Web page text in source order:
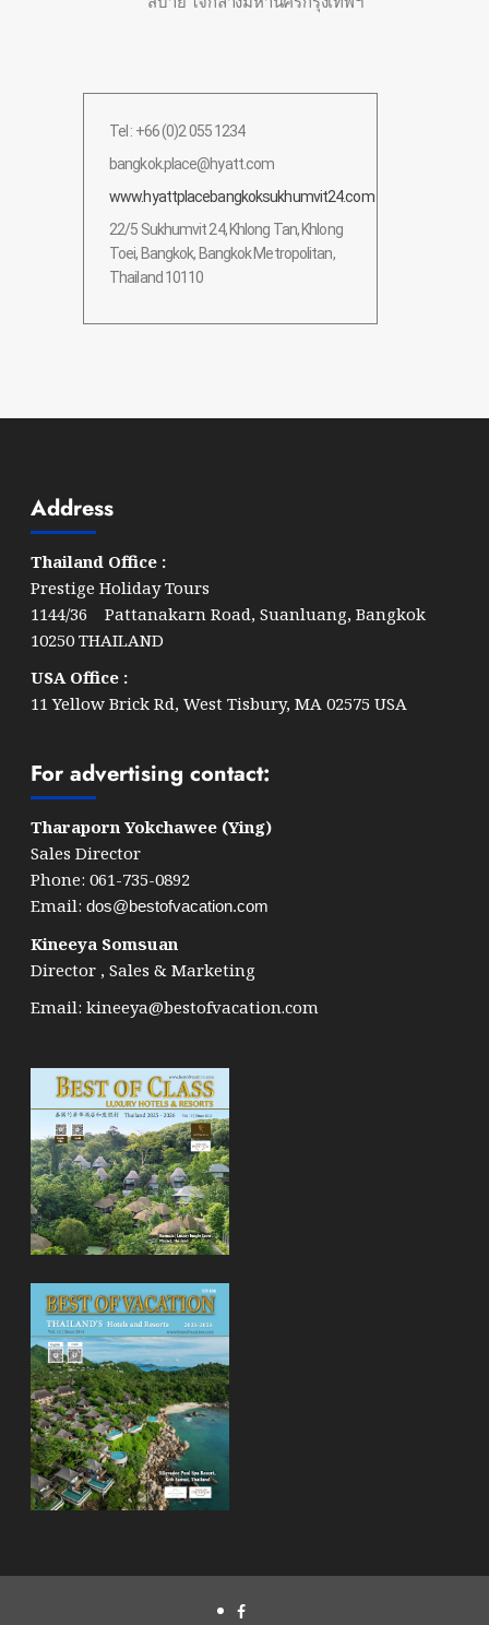
Tel : +66 (0)2 055 1234
bangkok.place@hyatt.com
www.hyattplacebangkoksukhumvit24.com
22/5 Sukhumvit 24, Khlong Tan, Khlong
Toei, Bangkok, Bangkok Metropolitan,
Thailand 10110
Address
Thailand Office :
Prestige Holiday Tours
1144/36 Pattanakarn Road, Suanluang, Bangkok
10250 THAILAND
USA Office :
11 Yellow Brick Rd, West Tisbury, MA 02575 USA
For advertising contact:
Tharaporn Yokchawee (Ying)
Sales Director
Phone: 061-735-0892
Email: dos@bestofvacation.com
Kineeya Somsuan
Director , Sales & Marketing
Email: kineeya@bestofvacation.com